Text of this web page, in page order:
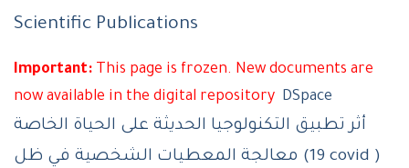
Scientific Publications
Important: This page is frozen. New documents are
now available in the digital repository DSpace
أثر تطبيق التكنولوجيا الحديثة على الحياة الخاصة
معالجة المعطيات الشخصية في ظل (19 covid )